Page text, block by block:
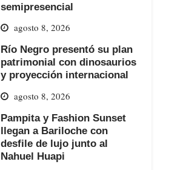
semipresencial
agosto 8, 2026
Río Negro presentó su plan
patrimonial con dinosaurios
y proyección internacional
agosto 8, 2026
Pampita y Fashion Sunset
llegan a Bariloche con
desfile de lujo junto al
Nahuel Huapi